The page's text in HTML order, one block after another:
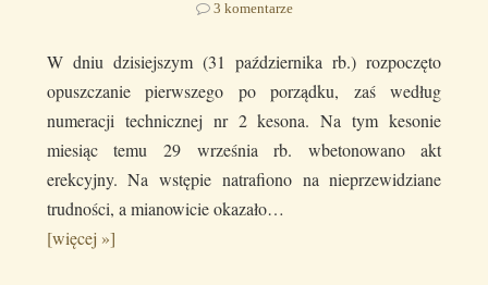
3 komentarze
W dniu dzisiejszym (31 października rb.) rozpoczęto
opuszczanie pierwszego po porządku, zaś według
numeracji technicznej nr 2 kesona. Na tym kesonie
miesiąc temu 29 września rb. wbetonowano akt
erekcyjny. Na wstępie natrafiono na nieprzewidziane
trudności, a mianowicie okazało…
[więcej »]